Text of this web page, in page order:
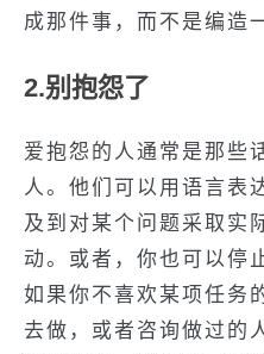
成那件事，而不是编造
2.别抱怨了
爱抱怨的人通常是那些
人。他们可以用语言表
及到对某个问题采取实
动。或者，你也可以停
如果你不喜欢某项任务
去做，或者咨询做过的